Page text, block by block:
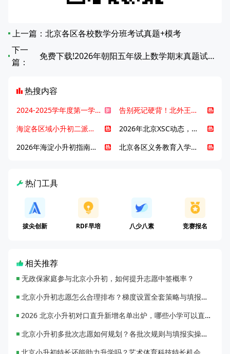
上一篇： 北京各区各校数学分班考试真题+模考
下一
篇：
免费下载!2026年朝阳五年级上数学期末真题试卷（无答案）
热搜内容
2024-2025学年度第一学期北京各区期末考试真题试卷汇总
告别死记硬背！北外王牌精读词汇课，帮孩子突破英语词汇难关
海淀各区域小升初二派全攻略合集！区域一至五志愿填报、升学策略详解
2026年北京XSC动态，持续更新中ing...
2026年海淀小升初指南，一文了解招生政策要点
北京各区义务教育入学咨询电话汇总，25年小升初家长提前收藏
热门工具
拔尖创新 RDF早培 八少八素 竞赛报名
相关推荐
无政保家庭参与北京小升初，如何提升志愿中签概率？
北京小升初志愿怎么合理排布？梯度设置全套策略与填报避坑指南
2026 北京小升初对口直升新增名单出炉，哪些小学可以直升优质初中？
北京小升初多批次志愿如何规划？各批次规则与填报实操指南